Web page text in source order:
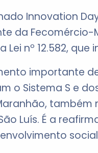
Innovation
da Fecomércio-
nº 12.582, que
importante
o Sistema S e
Luís. É a